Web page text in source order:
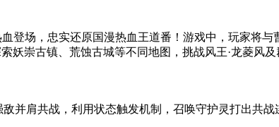
登场，忠实还原国漫热血王道番！游戏中，玩家将
崇古镇、荒蚀古城等不同地图，挑战风王·龙菱风及
并肩共战，利用状态触发机制，召唤守护灵打出共